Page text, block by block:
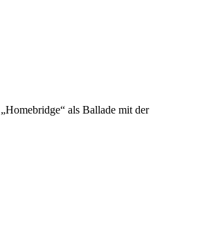
als Ballade mit der